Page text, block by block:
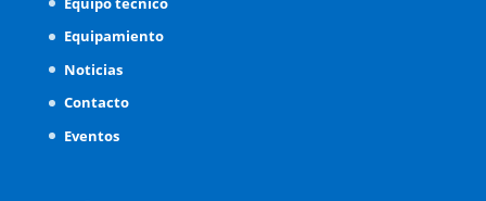
Equipamiento
Noticias
Contacto
Eventos